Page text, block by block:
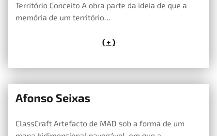
Território Conceito A obra parte da ideia de que a
memória de um território…
( + )
Afonso Seixas
ClassCraft Artefacto de MAD sob a forma de um